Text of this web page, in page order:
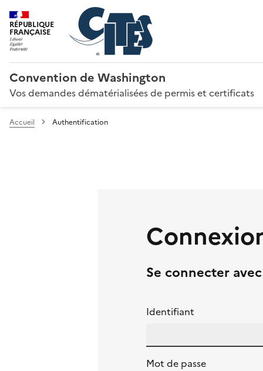
RÉPUBLIQUE
FRANÇAISE
Convention de Washington
Vos demandes dématérialisées de permis et certificats
Accueil Authentification
Se connecter
Identifiant
Mot de passe